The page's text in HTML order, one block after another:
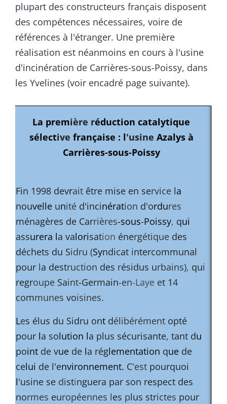
plupart des constructeurs français disposent
des compétences nécessaires, voire de
références à l'étranger. Une première
réalisation est néanmoins en cours à l'usine
d'incinération de Carrières-sous-Poissy, dans
les Yvelines (voir encadré page suivante).
La première réduction catalytique
sélective française : l'usine Azalys à
Carrières-sous-Poissy
Fin 1998 devrait être mise en service la
nouvelle unité d'incinération d'ordures
ménagères de Carrières-sous-Poissy, qui
assurera la valorisation énergétique des
déchets du Sidru (Syndicat intercommunal
pour la destruction des résidus urbains), qui
regroupe Saint-Germain-en-Laye et 14
communes voisines.
Les élus du Sidru ont délibérément opté
pour la solution la plus sécurisante, tant du
point de vue de la réglementation que de
celui de l'environnement. C'est pourquoi
l'usine se distinguera par son respect des
normes européennes les plus strictes pour